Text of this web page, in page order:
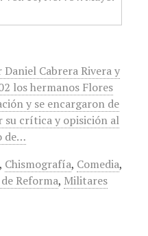
Cabrera Rivera y
los hermanos Flores
y se encargaron de
su crítica y opisición al
de…
Chismografía, Comedia,
Reforma, Militares